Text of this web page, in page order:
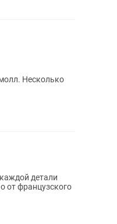
Несколько
от французского